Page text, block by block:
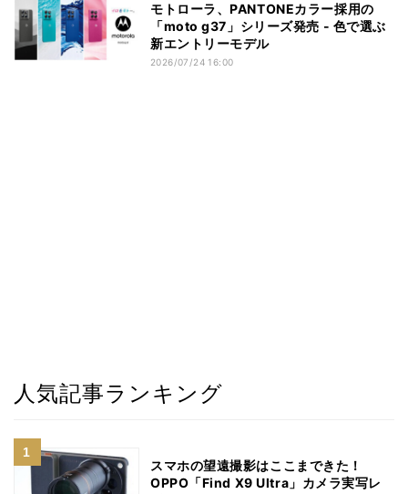
モトローラ、PANTONEカラー採用の
「moto g37」シリーズ発売 - 色で選ぶ
新エントリーモデル
2026/07/24 16:00
人気記事ランキング
スマホの望遠撮影はここまできた！
OPPO「Find X9 Ultra」カメラ実写レ